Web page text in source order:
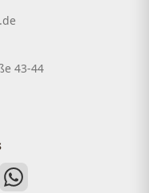
43-44